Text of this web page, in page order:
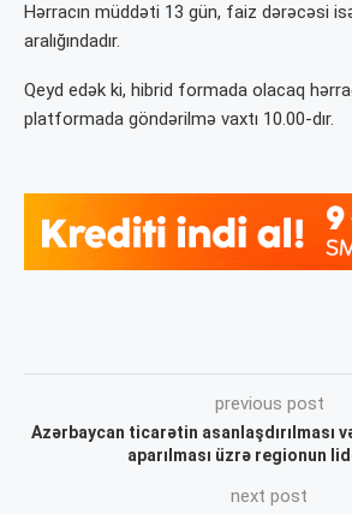
Hərracın müddəti 13 gün, faiz dərəcəsi
aralığındadır.
Qeyd edək ki, hibrid formada olacaq
platformada göndərilmə vaxtı 10.00-dır.
previous post
Azərbaycan ticarətin asanlaşdırılması
aparılması üzrə regionun
next post